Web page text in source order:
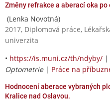
Změny refrakce a aberací oka
(Lenka Novotná)
2017, Diplomová práce,
univerzita
• https://is.muni.cz/th/ndyby/ |
Optometrie| Práce na
Hodnocení aberace vybraných
Kralice nad Oslavou.